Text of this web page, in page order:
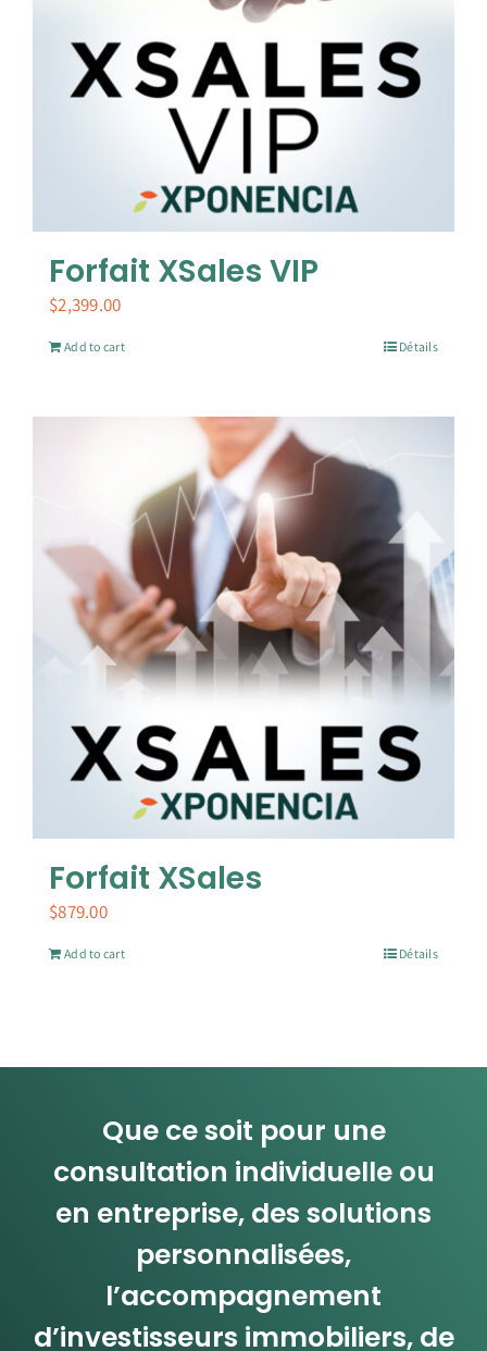
Forfait XSales VIP
$2,399.00
Add to cart Détails
Forfait XSales
$879.00
Add to cart Détails
Que ce soit pour une
consultation individuelle ou
en entreprise, des solutions
personnalisées,
l’accompagnement
d’investisseurs immobiliers, de